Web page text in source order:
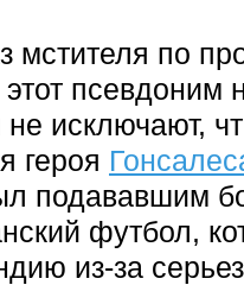
мстителя по
псевдоним
исключают,
героя
подававшим
футбол,
из-за